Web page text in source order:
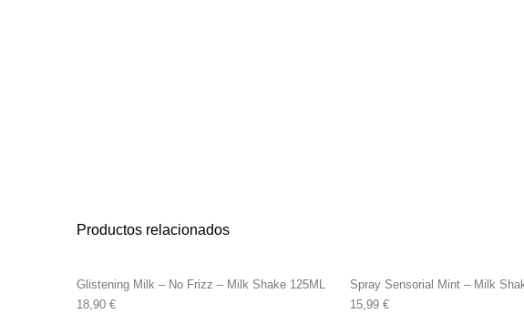
Productos relacionados
Glistening Milk – No Frizz – Milk Shake 125ML
18,90 €
Spray Sensorial Mint – Milk
15,99 €